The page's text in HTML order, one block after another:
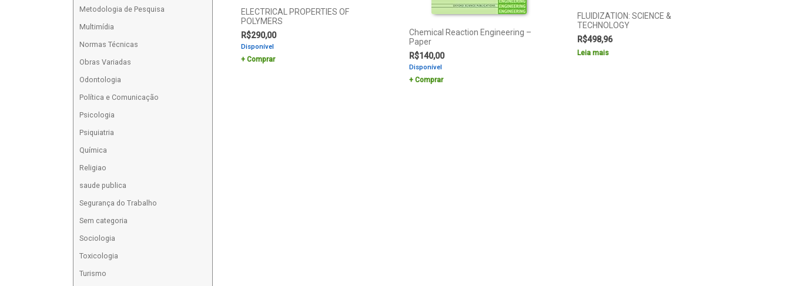
ELECTRICAL PROPERTIES OF
POLYMERS
R$290,00
Disponível
Comprar
Chemical Reaction Engineering –
Paper
R$140,00
Disponível
Comprar
FLUIDIZATION: SCIENCE &
TECHNOLOGY
R$498,96
Leia mais
Metodologia de Pesquisa
Multimídia
Normas Técnicas
Obras Variadas
Odontologia
Política e Comunicação
Psicologia
Psiquiatria
Química
Religiao
saude publica
Segurança do Trabalho
Sem categoria
Sociologia
Toxicologia
Turismo